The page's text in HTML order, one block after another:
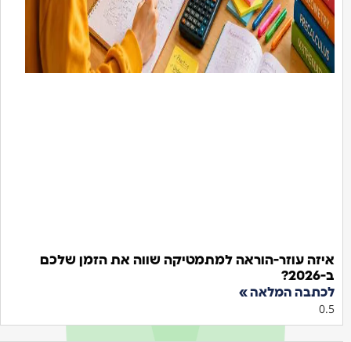
עוזר-הוראה למתמטיקה שווה את הזמן שלכם
המלאה »